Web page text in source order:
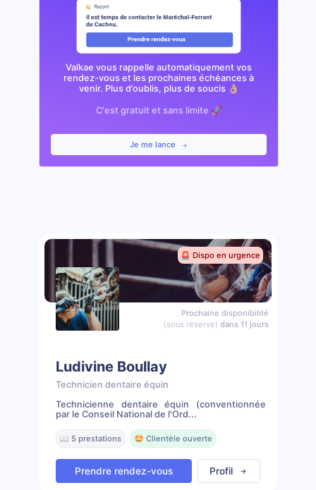
Valkae vous rappelle automatiquement vos
rendez-vous et les prochaines échéances à
venir. Plus d’oublis, plus de soucis 👌🏼
C'est gratuit et sans limite 🚀
Je me lance
🚨 Dispo en urgence
Prochaine disponibilité
(sous réserve) dans 11 jours
Ludivine Boullay
Technicien dentaire équin
Technicienne dentaire équin (conventionnée
par le Conseil National de l'Ord...
📖 5 prestations 🤩 Clientèle ouverte
Prendre rendez-vous Profil